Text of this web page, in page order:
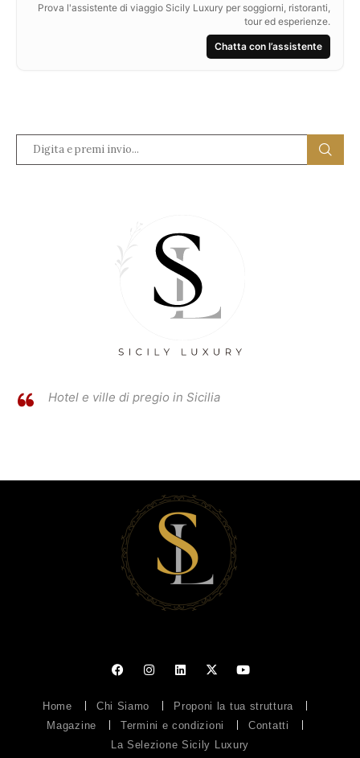
Prova l'assistente di viaggio Sicily Luxury per soggiorni, ristoranti,
tour ed esperienze.
Chatta con l’assistente
Hotel e ville di pregio in Sicilia
Home Chi Siamo
Proponi la tua struttura
Magazine
Termini e condizioni
Contatti
La Selezione Sicily Luxury